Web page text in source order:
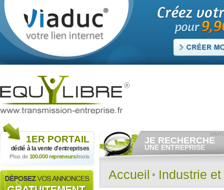
1ER PORTAIL
dédié à la vente d'entreprises
Plus de 100.000 repreneurs/mois
JE RECHERCHE
UNE ENTREPRISE
Consulter gratuitementles
vendre.
Et/ou déposergratuitement
Accueil Industrie